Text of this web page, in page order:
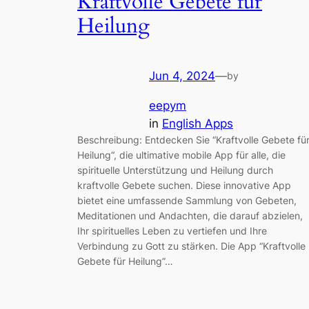
Heilung
Jun 4, 2024—by
eepym
in English Apps
Beschreibung: Entdecken Sie “Kraftvolle Gebete für
Heilung“, die ultimative mobile App für alle, die
spirituelle Unterstützung und Heilung durch
kraftvolle Gebete suchen. Diese innovative App
bietet eine umfassende Sammlung von Gebeten,
Meditationen und Andachten, die darauf abzielen,
Ihr spirituelles Leben zu vertiefen und Ihre
Verbindung zu Gott zu stärken. Die App “Kraftvolle
Gebete für Heilung”…